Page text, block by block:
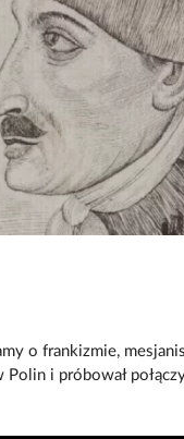
o frankizmie,
i próbował